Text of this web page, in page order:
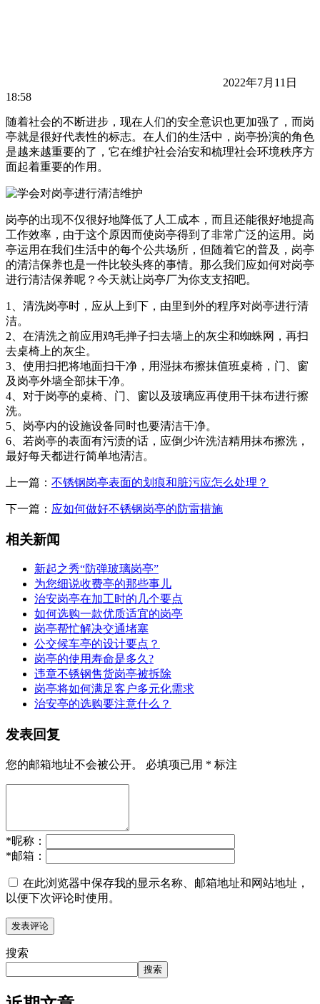
2022年7月11日
18:58
随着社会的不断进步，现在人们的安全意识也更加强了，而岗
亭就是很好代表性的标志。在人们的生活中，岗亭扮演的角色
是越来越重要的了，它在维护社会治安和梳理社会环境秩序方
面起着重要的作用。
岗亭的出现不仅很好地降低了人工成本，而且还能很好地提高
工作效率，由于这个原因而使岗亭得到了非常广泛的运用。岗
亭运用在我们生活中的每个公共场所，但随着它的普及，岗亭
的清洁保养也是一件比较头疼的事情。那么我们应如何对岗亭
进行清洁保养呢？今天就让岗亭厂为你支支招吧。
1、清洗岗亭时，应从上到下，由里到外的程序对岗亭进行清
洁。
2、在清洗之前应用鸡毛掸子扫去墙上的灰尘和蜘蛛网，再扫
去桌椅上的灰尘。
3、使用扫把将地面扫干净，用湿抹布擦抹值班桌椅，门、窗
及岗亭外墙全部抹干净。
4、对于岗亭的桌椅、门、窗以及玻璃应再使用干抹布进行擦
洗。
5、岗亭内的设施设备同时也要清洁干净。
6、若岗亭的表面有污渍的话，应倒少许洗洁精用抹布擦洗，
最好每天都进行简单地清洁。
上一篇： 不锈钢岗亭表面的划痕和脏污应怎么处理？
下一篇： 应如何做好不锈钢岗亭的防雷措施
相关新闻
新起之秀“防弹玻璃岗亭”
为您细说收费亭的那些事儿
治安岗亭在加工时的几个要点
如何选购一款优质适宜的岗亭
岗亭帮忙解决交通堵塞
公交候车亭的设计要点？
岗亭的使用寿命是多久?
违章不锈钢售货岗亭被拆除
岗亭将如何满足客户多元化需求
治安亭的选购要注意什么？
发表回复
您的邮箱地址不会被公开。 必填项已用 * 标注
*昵称：
*邮箱：
在此浏览器中保存我的显示名称、邮箱地址和网站地址，
以便下次评论时使用。
搜索
搜索